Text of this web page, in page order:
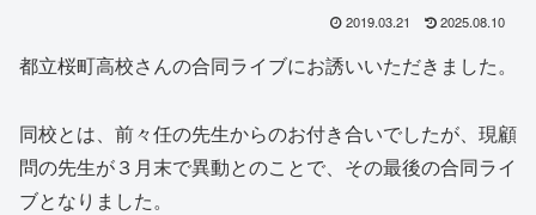
2019.03.21 2025.08.10
都立桜町高校さんの合同ライブにお誘いいただきました。
同校とは、前々任の先生からのお付き合いでしたが、現顧
問の先生が３月末で異動とのことで、その最後の合同ライ
ブとなりました。